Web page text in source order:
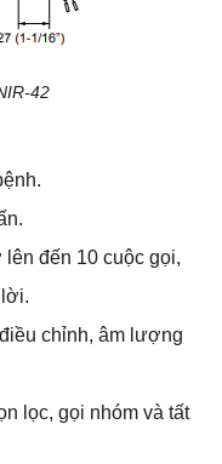
42​
đến 10 cuộc gọi,
chỉnh, âm lượng
lọc, gọi nhóm và tất